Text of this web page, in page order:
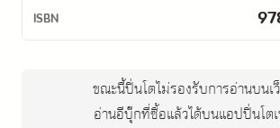
ISBN
ขณะนี้ปิ่นโตไม่รองรับการอ่านบนเ
อ่านอีบุ๊กที่ซื้อแล้วได้บนแอปปิ่นโต